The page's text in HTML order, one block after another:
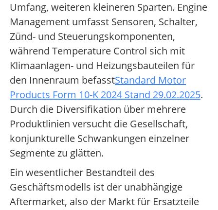
Umfang, weiteren kleineren Sparten. Engine
Management umfasst Sensoren, Schalter,
Zünd- und Steuerungskomponenten,
während Temperature Control sich mit
Klimaanlagen- und Heizungsbauteilen für
den Innenraum befasstStandard Motor
Products Form 10-K 2024 Stand 29.02.2025.
Durch die Diversifikation über mehrere
Produktlinien versucht die Gesellschaft,
konjunkturelle Schwankungen einzelner
Segmente zu glätten.
Ein wesentlicher Bestandteil des
Geschäftsmodells ist der unabhängige
Aftermarket, also der Markt für Ersatzteile